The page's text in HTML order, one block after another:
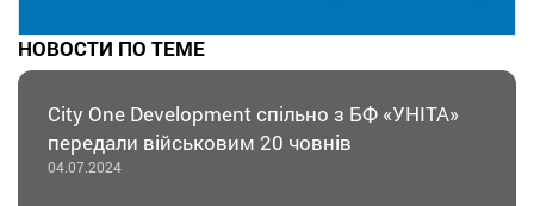
НОВОСТИ ПО ТЕМЕ
City One Development спільно з БФ «УНІТА»
передали військовим 20 човнів
04.07.2024